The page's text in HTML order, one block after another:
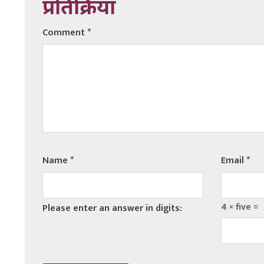
प्रतिक्रिया
Comment*
Name* Email*
Please enter an answer in digits: 4 × five =